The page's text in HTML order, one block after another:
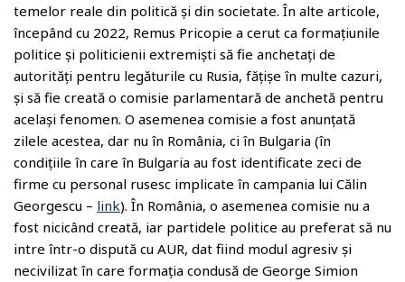
temelor reale din politică și din societate. În alte articole,
începând cu 2022, Remus Pricopie a cerut ca formațiunile
politice și politicienii extremiști să fie anchetați de
autorități pentru legăturile cu Rusia, fățișe în multe cazuri,
și să fie creată o comisie parlamentară de anchetă pentru
același fenomen. O asemenea comisie a fost anunțată
zilele acestea, dar nu în România, ci în Bulgaria (în
condițiile în care în Bulgaria au fost identificate zeci de
firme cu personal rusesc implicate în campania lui Călin
Georgescu – link). În România, o asemenea comisie nu a
fost nicicând creată, iar partidele politice au preferat să nu
intre într-o dispută cu AUR, dat fiind modul agresiv și
necivilizat în care formația condusă de George Simion